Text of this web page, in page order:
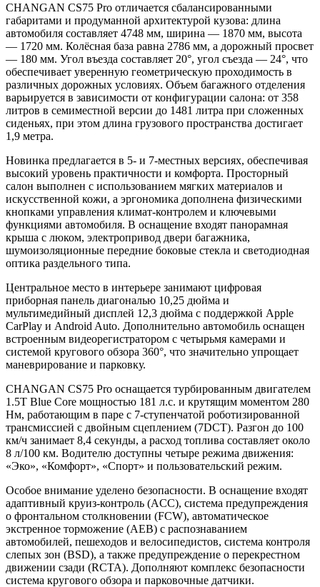
CHANGAN CS75 Pro отличается сбалансированными
габаритами и продуманной архитектурой кузова: длина
автомобиля составляет 4748 мм, ширина — 1870 мм, высота
— 1720 мм. Колёсная база равна 2786 мм, а дорожный просвет
— 180 мм. Угол въезда составляет 20°, угол съезда — 24°, что
обеспечивает уверенную геометрическую проходимость в
различных дорожных условиях. Объем багажного отделения
варьируется в зависимости от конфигурации салона: от 358
литров в семиместной версии до 1481 литра при сложенных
сиденьях, при этом длина грузового пространства достигает
1,9 метра.
Новинка предлагается в 5- и 7-местных версиях, обеспечивая
высокий уровень практичности и комфорта. Просторный
салон выполнен с использованием мягких материалов и
искусственной кожи, а эргономика дополнена физическими
кнопками управления климат-контролем и ключевыми
функциями автомобиля. В оснащение входят панорамная
крыша с люком, электропривод двери багажника,
шумоизоляционные передние боковые стекла и светодиодная
оптика раздельного типа.
Центральное место в интерьере занимают цифровая
приборная панель диагональю 10,25 дюйма и
мультимедийный дисплей 12,3 дюйма с поддержкой Apple
CarPlay и Android Auto. Дополнительно автомобиль оснащен
встроенным видеорегистратором с четырьмя камерами и
системой кругового обзора 360°, что значительно упрощает
маневрирование и парковку.
CHANGAN CS75 Pro оснащается турбированным двигателем
1.5T Blue Core мощностью 181 л.с. и крутящим моментом 280
Нм, работающим в паре с 7-ступенчатой роботизированной
трансмиссией с двойным сцеплением (7DCT). Разгон до 100
км/ч занимает 8,4 секунды, а расход топлива составляет около
8 л/100 км. Водителю доступны четыре режима движения:
«Эко», «Комфорт», «Спорт» и пользовательский режим.
Особое внимание уделено безопасности. В оснащение входят
адаптивный круиз-контроль (ACC), система предупреждения
о фронтальном столкновении (FCW), автоматическое
экстренное торможение (AEB) с распознаванием
автомобилей, пешеходов и велосипедистов, система контроля
слепых зон (BSD), а также предупреждение о перекрестном
движении сзади (RCTA). Дополняют комплекс безопасности
система кругового обзора и парковочные датчики.